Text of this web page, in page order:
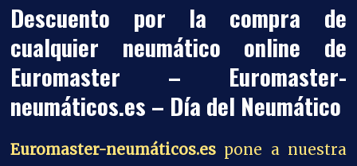
Descuento por la compra de
cualquier neumático online de
Euromaster – Euromaster-
neumáticos.es – Día del Neumático
Euromaster-neumáticos.es pone a nuestra